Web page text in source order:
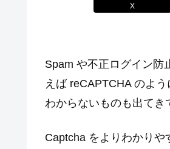
X
Spam や不正ログイン防
えば reCAPTCHA のよ
わからないものも出てき
Captcha をよりわかりや